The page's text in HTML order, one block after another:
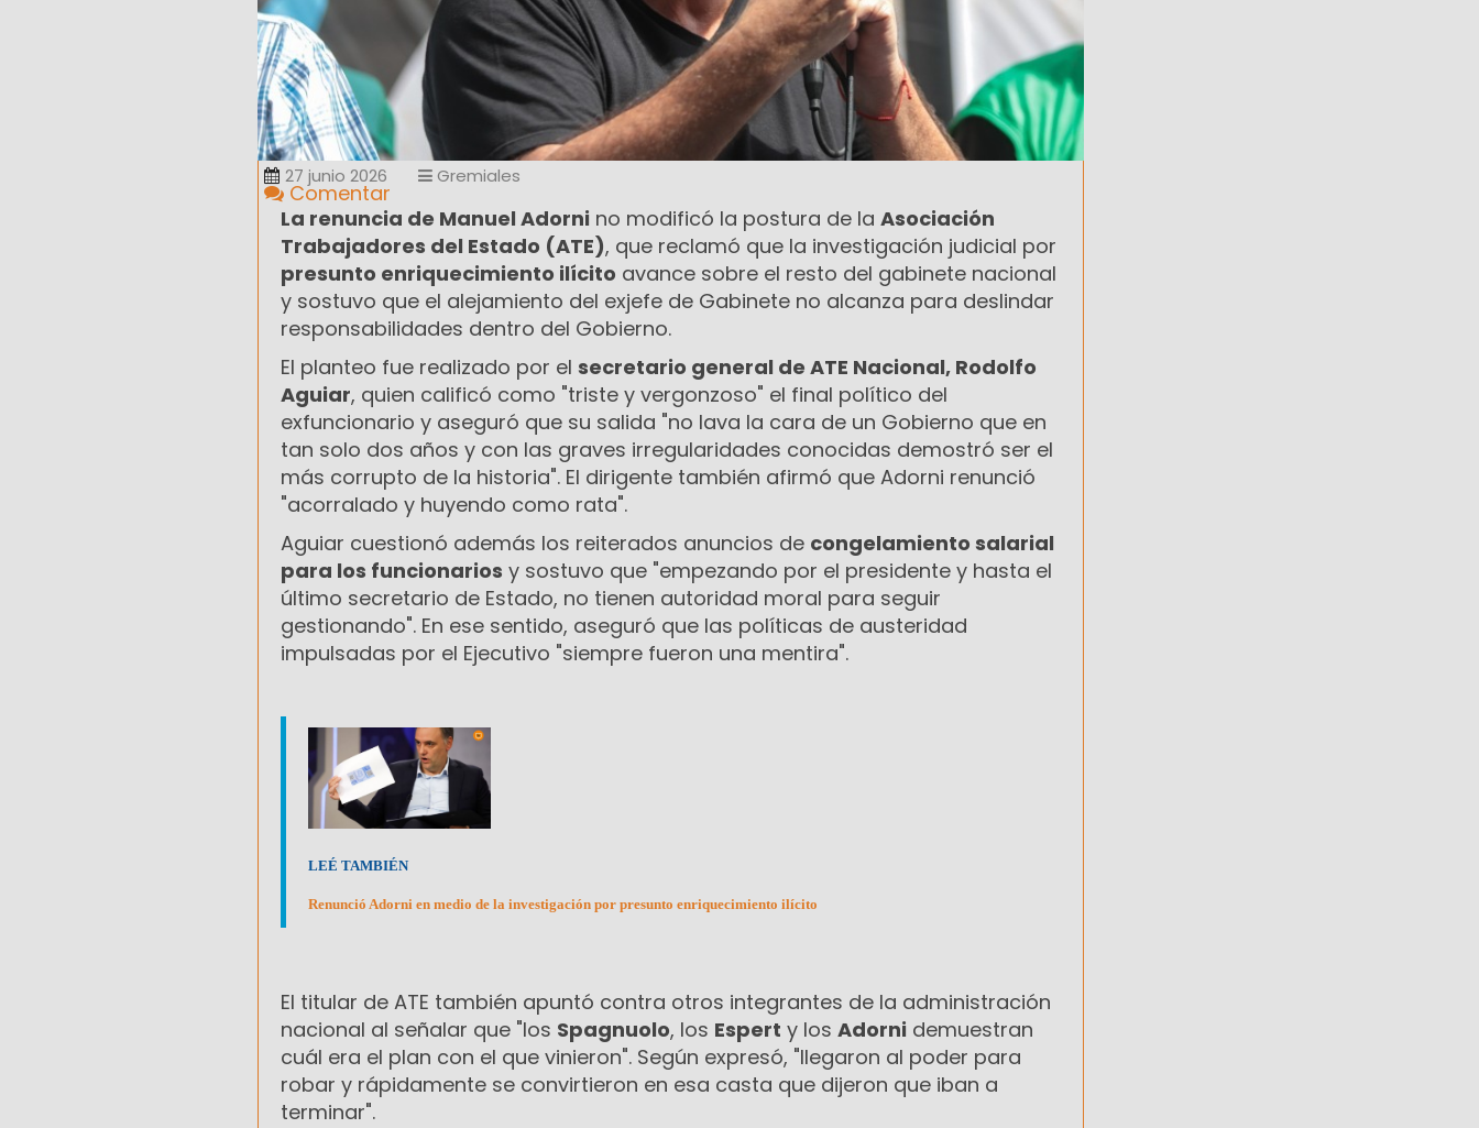
27 junio 2026 Gremiales
Comentar
La renuncia de Manuel Adorni no modificó la postura de la Asociación
Trabajadores del Estado (ATE), que reclamó que la investigación judicial por
presunto enriquecimiento ilícito avance sobre el resto del gabinete nacional
y sostuvo que el alejamiento del exjefe de Gabinete no alcanza para deslindar
responsabilidades dentro del Gobierno.
El planteo fue realizado por el secretario general de ATE Nacional, Rodolfo
Aguiar, quien calificó como "triste y vergonzoso" el final político del
exfuncionario y aseguró que su salida "no lava la cara de un Gobierno que en
tan solo dos años y con las graves irregularidades conocidas demostró ser el
más corrupto de la historia". El dirigente también afirmó que Adorni renunció
"acorralado y huyendo como rata".
Aguiar cuestionó además los reiterados anuncios de congelamiento salarial
para los funcionarios y sostuvo que "empezando por el presidente y hasta el
último secretario de Estado, no tienen autoridad moral para seguir
gestionando". En ese sentido, aseguró que las políticas de austeridad
impulsadas por el Ejecutivo "siempre fueron una mentira".
LEÉ TAMBIÉN
Renunció Adorni en medio de la investigación por presunto enriquecimiento ilícito
El titular de ATE también apuntó contra otros integrantes de la administración
nacional al señalar que "los Spagnuolo, los Espert y los Adorni demuestran
cuál era el plan con el que vinieron". Según expresó, "llegaron al poder para
robar y rápidamente se convirtieron en esa casta que dijeron que iban a
terminar".